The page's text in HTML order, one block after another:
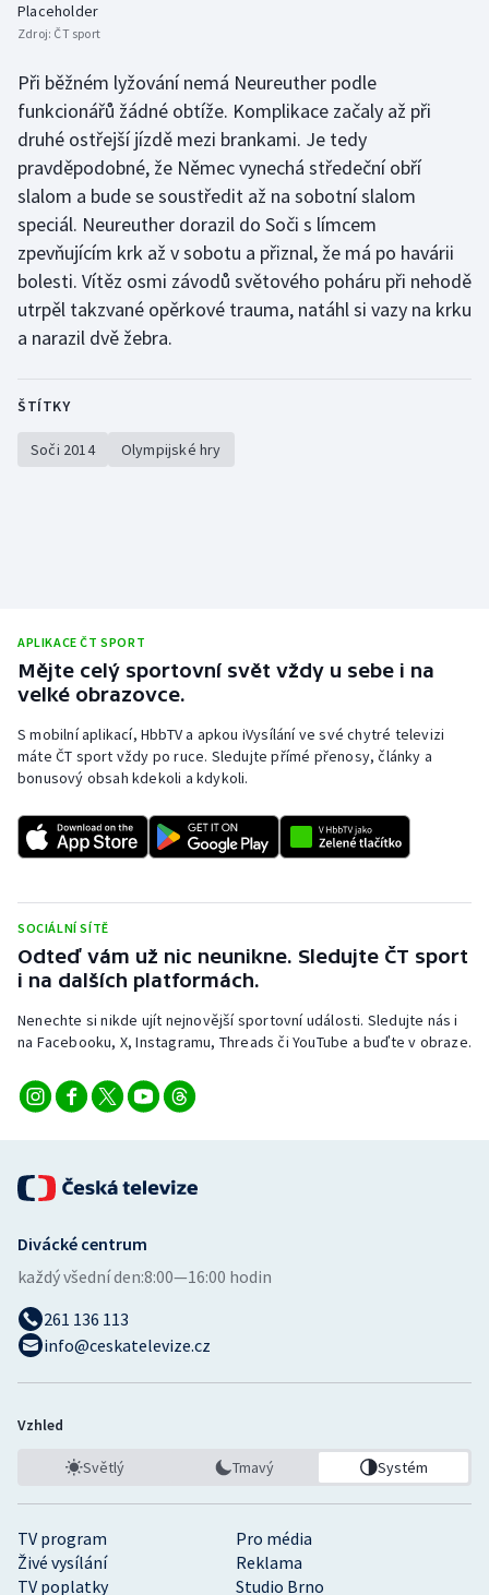
Placeholder
Zdroj: ČT sport
Při běžném lyžování nemá Neureuther podle
funkcionářů žádné obtíže. Komplikace začaly až při
druhé ostřejší jízdě mezi brankami. Je tedy
pravděpodobné, že Němec vynechá středeční obří
slalom a bude se soustředit až na sobotní slalom
speciál. Neureuther dorazil do Soči s límcem
zpevňujícím krk až v sobotu a přiznal, že má po havárii
bolesti. Vítěz osmi závodů světového poháru při nehodě
utrpěl takzvané opěrkové trauma, natáhl si vazy na krku
a narazil dvě žebra.
ŠTÍTKY
Soči 2014 Olympijské hry
APLIKACE ČT SPORT
Mějte celý sportovní svět vždy u sebe i na
velké obrazovce.
S mobilní aplikací, HbbTV a apkou iVysílání ve své chytré televizi
máte ČT sport vždy po ruce. Sledujte přímé přenosy, články a
bonusový obsah kdekoli a kdykoli.
SOCIÁLNÍ SÍTĚ
Odteď vám už nic neunikne. Sledujte ČT sport
i na dalších platformách.
Nenechte si nikde ujít nejnovější sportovní události. Sledujte nás i
na Facebooku, X, Instagramu, Threads či YouTube a buďte v obraze.
TV program
Pro média
Živé vysílání
Reklama
TV poplatky
Studio Brno
Divácké centrum
každý všední den:8:00—16:00 hodin
261 136 113
info@ceskatelevize.cz
Vzhled
Světlý Tmavý Systém